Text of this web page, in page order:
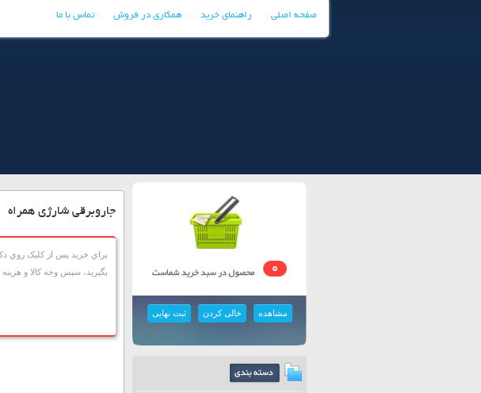
صفحه اصلی راهنمای خرید همکاری در فروش تماس با ما
0
مشاهده خالی کردن ثبت نهایی
جاروبرقی شارژی همراه
براي خريد پس از کليک روي
بگيريد، سپس وجه کالا و